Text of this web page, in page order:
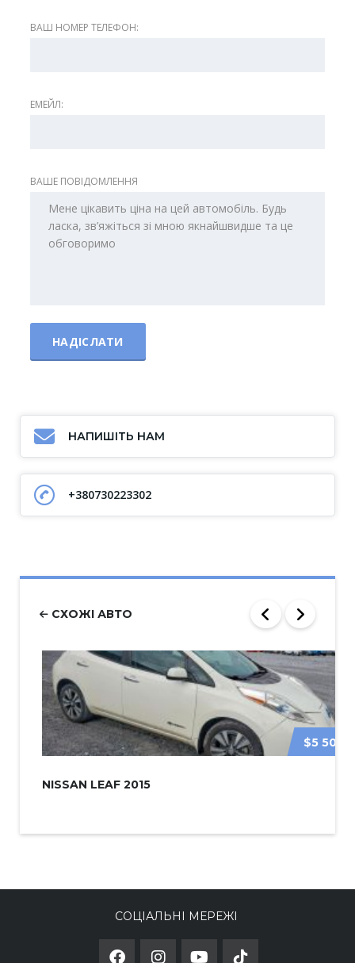
ВАШ НОМЕР ТЕЛЕФОН:
ЕМЕЙЛ:
ВАШЕ ПОВІДОМЛЕННЯ
НАПИШІТЬ НАМ
+380730223302
СХОЖІ АВТО
$5 500
NISSAN LEAF 2015
СОЦІАЛЬНІ МЕРЕЖІ